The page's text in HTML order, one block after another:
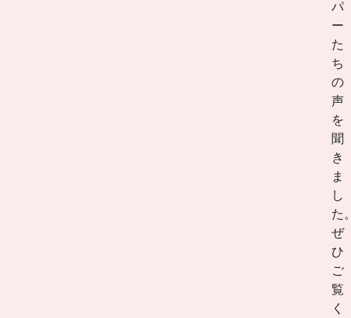
パ
ー
た
ち
の
声
を
聞
き
ま
し
た
ぜ
ひ
ご
覧
く